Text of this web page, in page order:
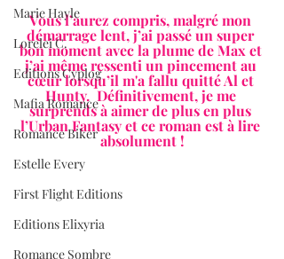
Marie Hayle
Lorelei C.
Editions Cyplog
Mafia Romance
Romance Biker
Estelle Every
First Flight Editions
Editions Elixyria
Romance Sombre
Vous l’aurez compris, malgré mon
démarrage lent, j’ai passé un super
bon moment avec la plume de Max et
j’ai même ressenti un pincement au
cœur lorsqu’il m'a fallu quitté Al et
Hunty.  Définitivement, je me
surprends à aimer de plus en plus
l’Urban Fantasy et ce roman est à lire
absolument !